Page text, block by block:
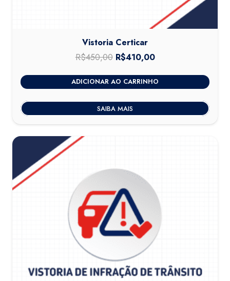
Vistoria Certicar
R$450,00 O
original
era:
R$450,00.
R$410,00O
atual
é:
R$410,00.
ADICIONAR AO CARRINHO
SAIBA MAIS